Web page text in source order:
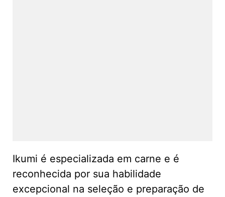
Ikumi é especializada em carne e é
reconhecida por sua habilidade
excepcional na seleção e preparação de